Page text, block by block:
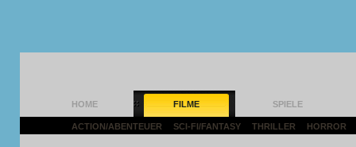
HOME FILME SPIELE
ACTION/ABENTEUER SCI-FI/FANTASY THRILLER HORROR